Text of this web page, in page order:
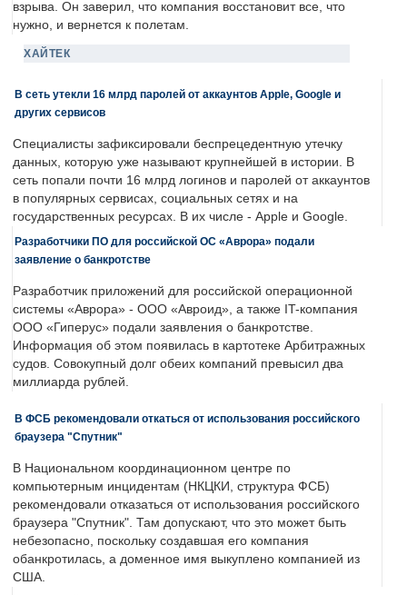
взрыва. Он заверил, что компания восстановит все, что
нужно, и вернется к полетам.
ХАЙТЕК
В сеть утекли 16 млрд паролей от аккаунтов Apple, Google и
других сервисов
Специалисты зафиксировали беспрецедентную утечку
данных, которую уже называют крупнейшей в истории. В
сеть попали почти 16 млрд логинов и паролей от аккаунтов
в популярных сервисах, социальных сетях и на
государственных ресурсах. В их числе - Apple и Google.
Разработчики ПО для российской ОС «Аврора» подали
заявление о банкротстве
Разработчик приложений для российской операционной
системы «Аврора» - ООО «Авроид», а также IT-компания
ООО «Гиперус» подали заявления о банкротстве.
Информация об этом появилась в картотеке Арбитражных
судов. Совокупный долг обеих компаний превысил два
миллиарда рублей.
В ФСБ рекомендовали откаться от использования российского
браузера "Спутник"
В Национальном координационном центре по
компьютерным инцидентам (НКЦКИ, структура ФСБ)
рекомендовали отказаться от использования российского
браузера "Спутник". Там допускают, что это может быть
небезопасно, поскольку создавшая его компания
обанкротилась, а доменное имя выкуплено компанией из
США.